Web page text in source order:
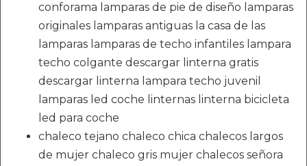
conforama lamparas de pie de diseño lamparas
originales lamparas antiguas la casa de las
lamparas lamparas de techo infantiles lampara
techo colgante descargar linterna gratis
descargar linterna lampara techo juvenil
lamparas led coche linternas linterna bicicleta
led para coche
chaleco tejano chaleco chica chalecos largos
de mujer chaleco gris mujer chalecos señora